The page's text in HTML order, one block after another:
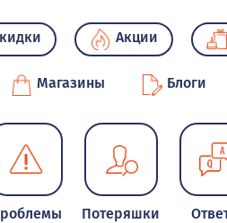
Акции
Магазины Блоги
Потеряшки